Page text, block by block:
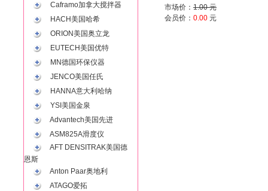
Caframo加拿大搅拌器
HACH美国哈希
ORION美国奥立龙
EUTECH美国优特
MN德国环保仪器
JENCO美国任氏
HANNA意大利哈纳
YSI美国金泉
Advantech美国先进
ASM825A滑度仪
AFT DENSITRAK美国德
恩斯
Anton Paar奥地利
ATAGO爱拓
市场价： 1.00 元
会员价： 0.00 元